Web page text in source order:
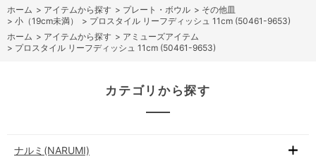
ホーム > アイテムから探す > プレート・ボウル > その他皿
> 小（19cm未満） > プロスタイル リーフディッシュ 11cm (50461-9653)
ホーム > アイテムから探す > アミューズアイテム
> プロスタイル リーフディッシュ 11cm (50461-9653)
カテゴリから探す
ナルミ(NARUMI)